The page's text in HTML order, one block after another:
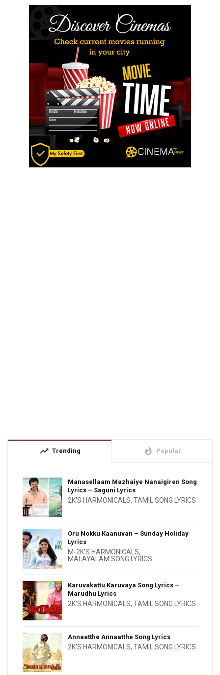
trending_up Trending whatshot Popular
Manasellaam Mazhaiye Nanaigiren Song
Lyrics – Saguni Lyrics
2K'S HARMONICALS, TAMIL SONG LYRICS
Oru Nokku Kaanuvan – Sunday Holiday
Lyrics
M-2K'S HARMONICALS,
MALAYALAM SONG LYRICS
Karuvakattu Karuvaya Song Lyrics –
Marudhu Lyrics
2K'S HARMONICALS, TAMIL SONG LYRICS
Annaatthe Annaatthe Song Lyrics
2K'S HARMONICALS, TAMIL SONG LYRICS